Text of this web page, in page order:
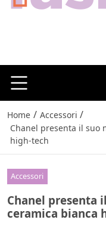
Home / Accessori /
Chanel presenta il suo
high-tech
Accessori
Chanel presenta
ceramica bianca